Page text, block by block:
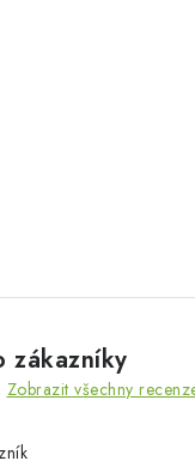
zákazníky
Zobrazit všechny